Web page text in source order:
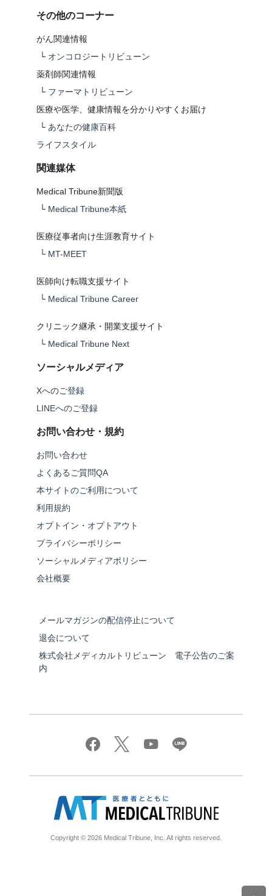
その他のコーナー
がん関連情報
└ オンコロジートリビューン
薬剤師関連情報
└ ファーマトリビューン
医療や医学、健康情報を分かりやすくお届け
└ あなたの健康百科
ライフスタイル
関連媒体
Medical Tribune新聞版
└ Medical Tribune本紙
医療従事者向け生涯教育サイト
└ MT-MEET
医師向け転職支援サイト
└ Medical Tribune Career
クリニック継承・開業支援サイト
└ Medical Tribune Next
ソーシャルメディア
Xへのご登録
LINEへのご登録
お問い合わせ・規約
お問い合わせ
よくあるご質問QA
本サイトのご利用について
利用規約
オプトイン・オプトアウト
プライバシーポリシー
ソーシャルメディアポリシー
会社概要
メールマガジンの配信停止について
退会について
株式会社メディカルトリビューン 電子公告のご案
内
Copyright © 2026 Medical Tribune, Inc. All rights reserved.